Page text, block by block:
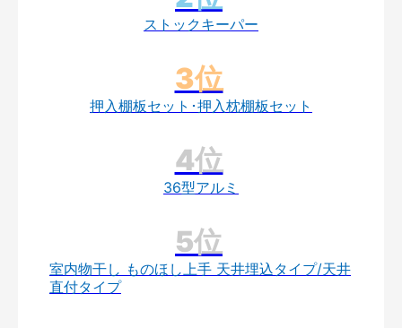
ストックキーパー
押入棚板セット･押入枕棚板セット
36型アルミ
室内物干し ものほし上手 天井埋込タイプ/天井
直付タイプ